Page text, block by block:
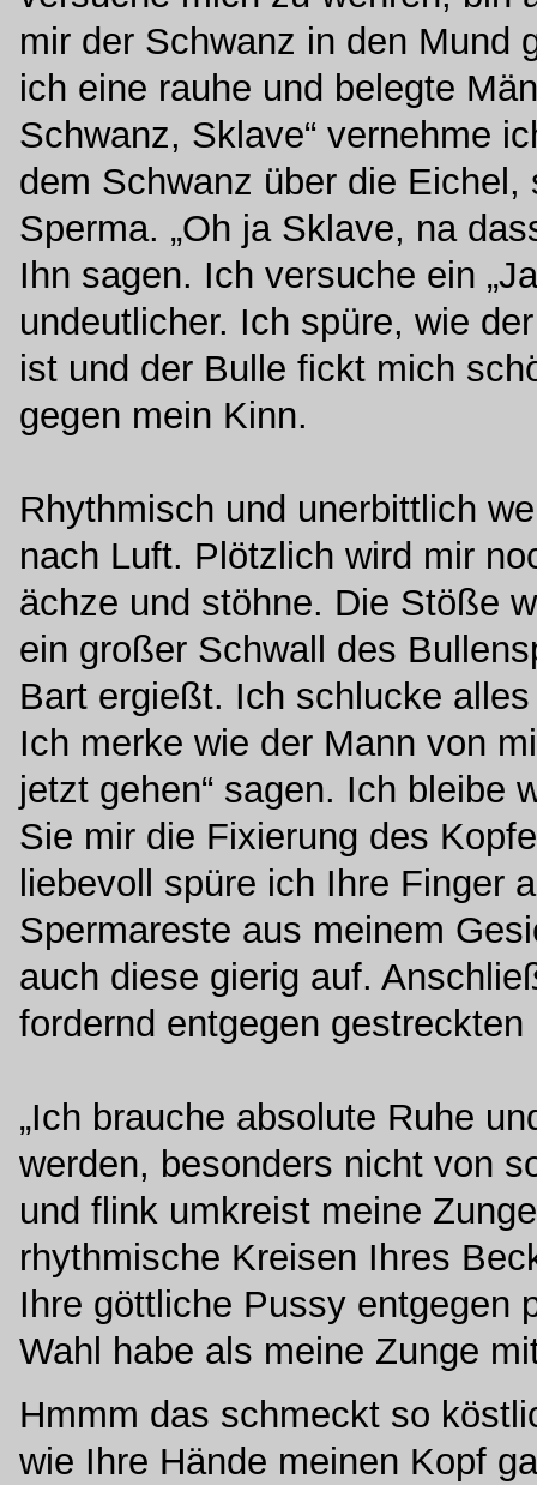
mir der Schwanz in den Mund
ich eine rauhe und belegte
Schwanz, Sklave“ vernehme
dem Schwanz über die
Sperma. „Oh ja Sklave, na
Ihn sagen. Ich versuche ein
undeutlicher. Ich spüre, wie
ist und der Bulle fickt mich
gegen mein Kinn.
Rhythmisch und unerbittlich
nach Luft. Plötzlich wird mir
ächze und stöhne. Die Stöße
ein großer Schwall des
Bart ergießt. Ich schlucke
Ich merke wie der Mann von
jetzt gehen“ sagen. Ich bleibe
Sie mir die Fixierung des
liebevoll spüre ich Ihre Finger
Spermareste aus meinem
auch diese gierig auf.
fordernd entgegen gestreckten
„Ich brauche absolute Ruhe
werden, besonders nicht von
und flink umkreist meine
rhythmische Kreisen Ihres
Ihre göttliche Pussy entgegen
Wahl habe als meine Zunge
Hmmm das schmeckt so
wie Ihre Hände meinen Kopf